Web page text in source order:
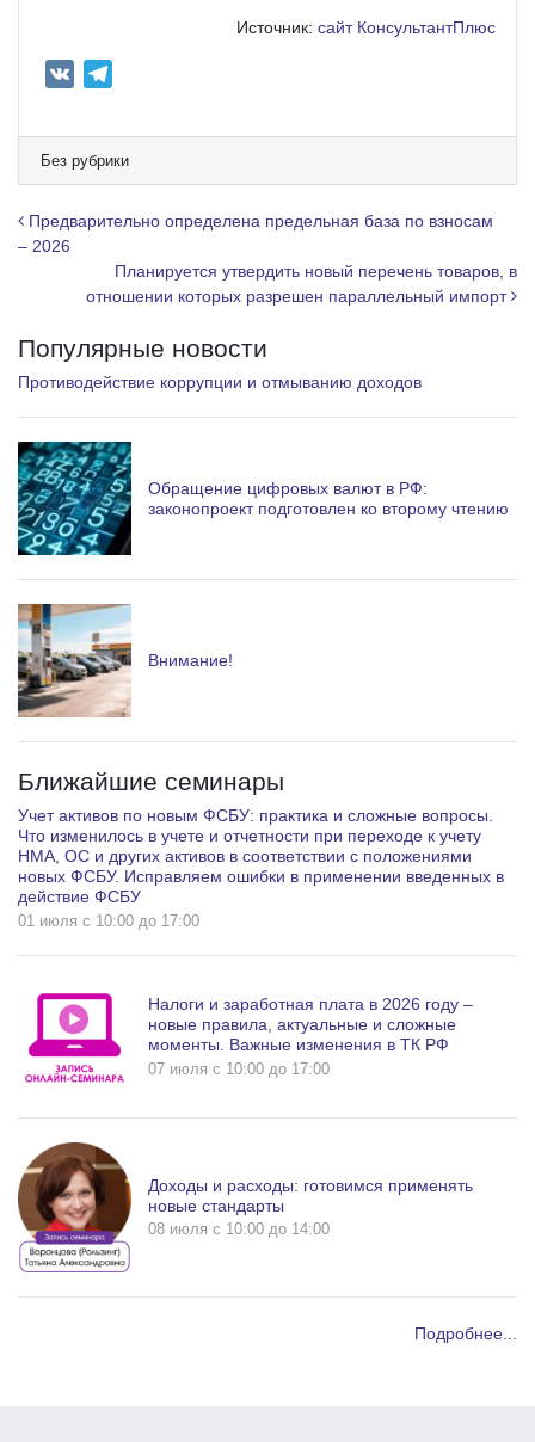
Источник: сайт КонсультантПлюс
e
g
r
m
Без рубрики
Навигация по записям
Предварительно определена предельная база по взносам
– 2026
Планируется утвердить новый перечень товаров, в
отношении которых разрешен параллельный импорт
Популярные новости
Противодействие коррупции и отмыванию доходов
Обращение цифровых валют в РФ:
законопроект подготовлен ко второму чтению
Внимание!
Ближайшие семинары
Учет активов по новым ФСБУ: практика и сложные вопросы.
Что изменилось в учете и отчетности при переходе к учету
НМА, ОС и других активов в соответствии с положениями
новых ФСБУ. Исправляем ошибки в применении введенных в
действие ФСБУ
01 июля c 10:00 до 17:00
Налоги и заработная плата в 2026 году –
новые правила, актуальные и сложные
моменты. Важные изменения в ТК РФ
07 июля c 10:00 до 17:00
Доходы и расходы: готовимся применять
новые стандарты
08 июля c 10:00 до 14:00
Подробнее...